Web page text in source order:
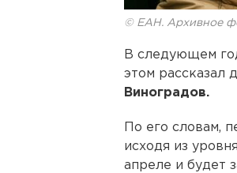
© ЕАН. Архивное
В следующем
этом
Виноградов.
По его словам,
исходя из
апреле и будет